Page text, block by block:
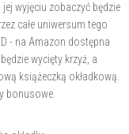
wyjęciu zobaczyć będzie
całe uniwersum tego
- na Amazon dostępna
wycięty krzyż, a
książeczką okładkową.
bonusowe.